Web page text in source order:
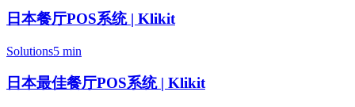
日本餐厅POS系统 | Klikit
Solutions5 min
日本最佳餐厅POS系统 | Klikit